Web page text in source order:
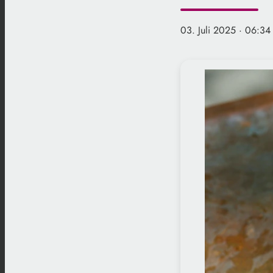
03. Juli 2025 · 06:34